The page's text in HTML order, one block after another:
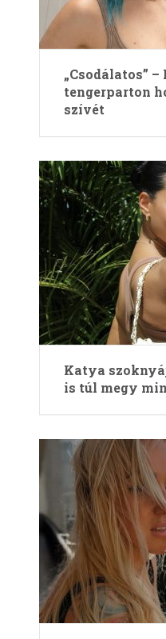
„Csodálatos”
tengerparton
szívét
Katya
is túl megy